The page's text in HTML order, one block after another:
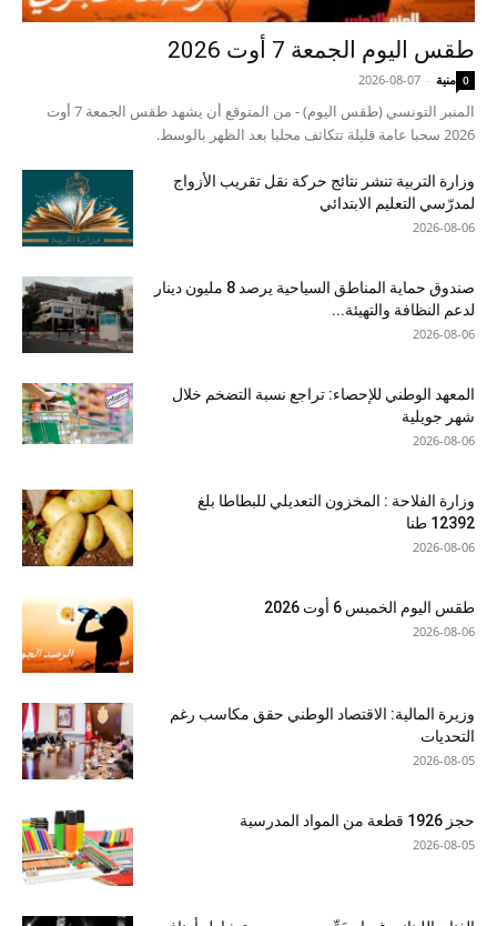
طقس اليوم الجمعة 7 أوت 2026
منية -
2026-08-07 0
المنبر التونسي (طقس اليوم) - من المتوقع أن يشهد طقس الجمعة 7 أوت
2026 سحبا عامة قليلة تتكاثف محليا بعد الظهر بالوسط.
وزارة التربية تنشر نتائج حركة نقل تقريب الأزواج
لمدرّسي التعليم الابتدائي
2026-08-06
صندوق حماية المناطق السياحية يرصد 8 مليون دينار
لدعم النظافة والتهيئة...
2026-08-06
المعهد الوطني للإحصاء: تراجع نسبة التضخم خلال
شهر جويلية
2026-08-06
وزارة الفلاحة : المخزون التعديلي للبطاطا بلغ
12392 طنا
2026-08-06
طقس اليوم الخميس 6 أوت 2026
2026-08-06
وزيرة المالية: الاقتصاد الوطني حقق مكاسب رغم
التحديات
2026-08-05
حجز 1926 قطعة من المواد المدرسية
2026-08-05